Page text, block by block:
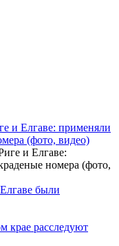
и Елгаве: применяли
(фото, видео)
были
крае расследуют